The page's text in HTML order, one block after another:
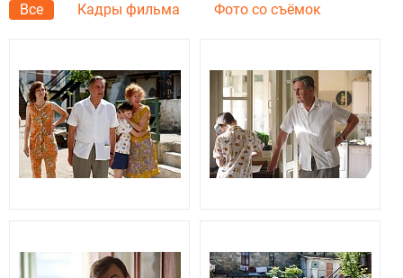
Все Кадры фильма Фото со съёмок